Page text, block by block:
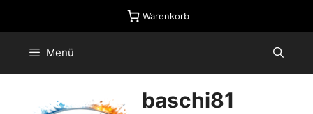
Warenkorb
Menü
baschi81